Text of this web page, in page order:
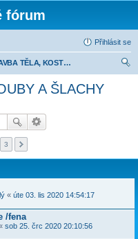
fórum
Přihlásit se
STAVBA TĚLA, KOSTI, KLOUBY A ŠLACHY
A ŠLACHY
3
« úte 03. lis 2020 14:54:17
/fena
sob 25. črc 2020 20:10:56